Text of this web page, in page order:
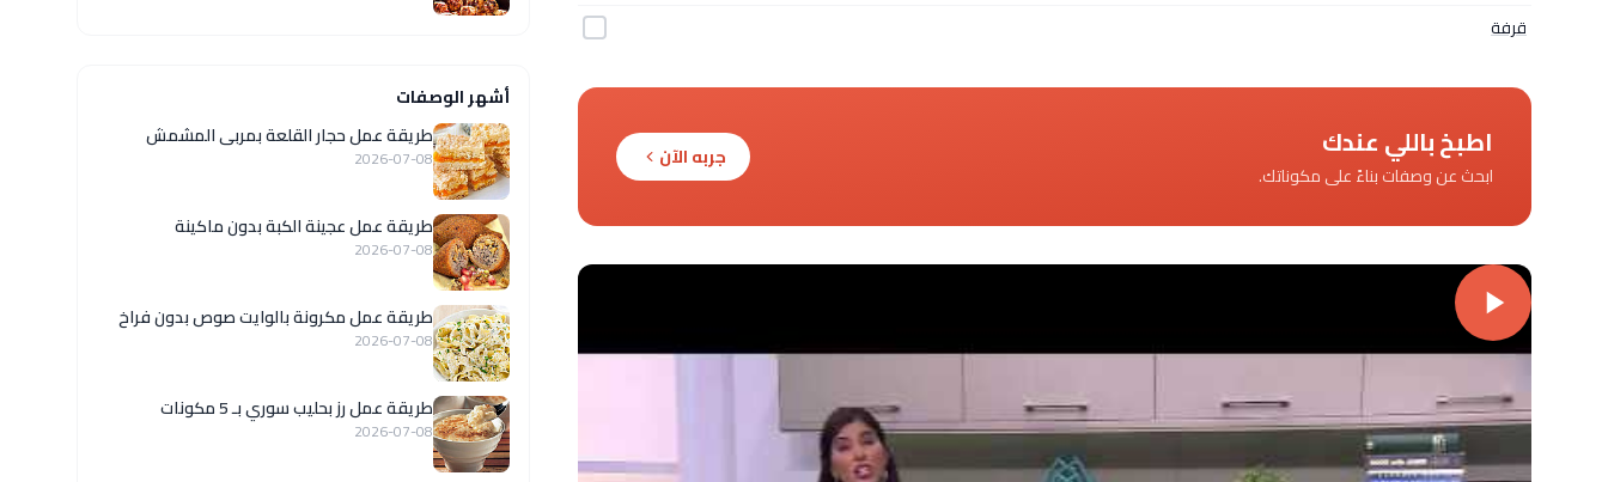
قرفة
اطبخ باللي عندك
ابحث عن وصفات بناءً على مكوناتك.
جربه الآن
أشهر الوصفات
طريقة عمل حجار القلعة بمربى المشمش
2026-07-08
طريقة عمل عجينة الكبة بدون ماكينة
2026-07-08
طريقة عمل مكرونة بالوايت صوص بدون فراخ
2026-07-08
طريقة عمل رز بحليب سوري بـ 5 مكونات
2026-07-08